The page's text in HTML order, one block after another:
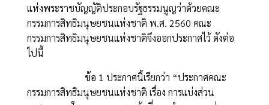
แห่งพระราชบัญญัติประกอบรัฐธรรมนูญว่าด้วยคณะ
กรรมการสิทธิมนุษยชนแห่งชาติ พ.ศ. 2560 คณะ
กรรมการสิทธิมนุษยชนแห่งชาติจึงออกประกาศไว้ ดังต่อ
ไปนี้
ข้อ 1 ประกาศนี้เรียกว่า “ประกาศคณะ
กรรมการสิทธิมนุษยชนแห่งชาติ เรื่อง การแบ่งส่วน